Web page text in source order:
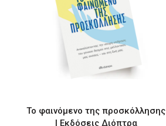
Το φαινόμενο της προσκόλλησης
| Εκδόσεις Διόπτρα